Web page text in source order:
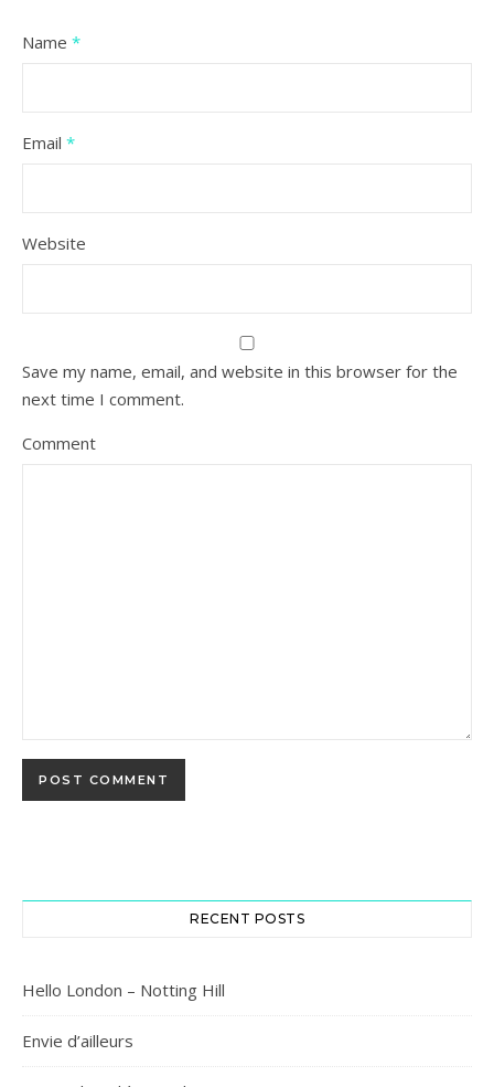
Name *
Email *
Website
Save my name, email, and website in this browser for the
next time I comment.
Comment
RECENT POSTS
Hello London – Notting Hill
Envie d’ailleurs